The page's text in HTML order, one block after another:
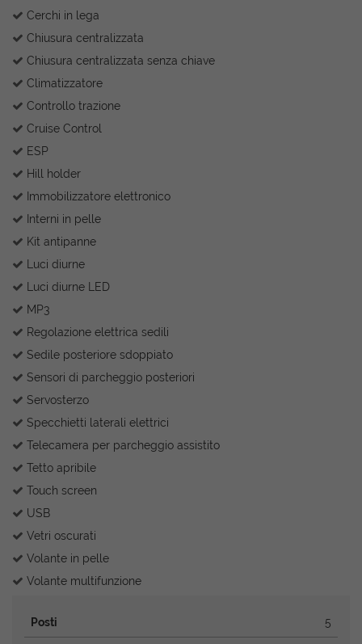
Cerchi in lega
Chiusura centralizzata
Chiusura centralizzata senza chiave
Climatizzatore
Controllo trazione
Cruise Control
ESP
Hill holder
Immobilizzatore elettronico
Interni in pelle
Kit antipanne
Luci diurne
Luci diurne LED
MP3
Regolazione elettrica sedili
Sedile posteriore sdoppiato
Sensori di parcheggio posteriori
Servosterzo
Specchietti laterali elettrici
Telecamera per parcheggio assistito
Tetto apribile
Touch screen
USB
Vetri oscurati
Volante in pelle
Volante multifunzione
Posti 5